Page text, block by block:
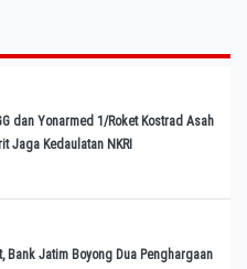
dan Yonarmed 1/Roket Kostrad Asah
Jaga Kedaulatan NKRI
Bank Jatim Boyong Dua Penghargaan